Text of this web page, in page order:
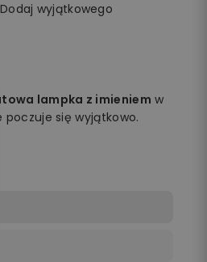
wyjątkowego
lampka z imieniem w
poczuje się wyjątkowo.